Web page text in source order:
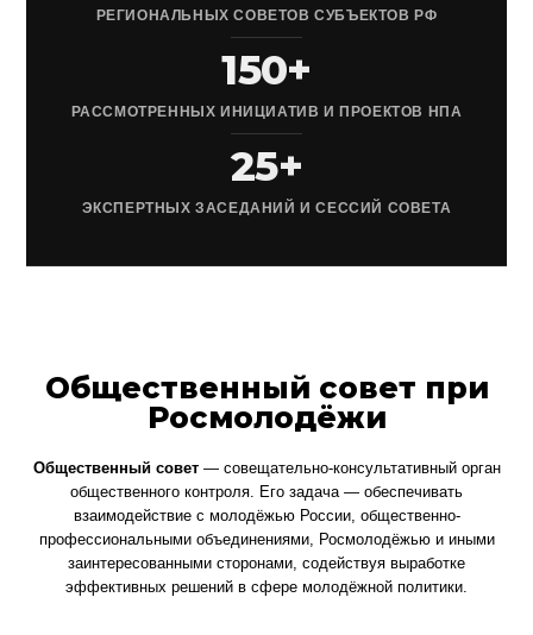
РЕГИОНАЛЬНЫХ СОВЕТОВ СУБЪЕКТОВ РФ
150+
РАССМОТРЕННЫХ ИНИЦИАТИВ И ПРОЕКТОВ НПА
25+
ЭКСПЕРТНЫХ ЗАСЕДАНИЙ И СЕССИЙ СОВЕТА
Общественный совет при
Росмолодёжи
Общественный совет— совещательно-консультативный орган
общественного контроля. Его задача — обеспечивать
взаимодействие с молодёжью России, общественно-
профессиональными объединениями, Росмолодёжью и иными
заинтересованными сторонами, содействуя выработке
эффективных решений в сфере молодёжной политики.